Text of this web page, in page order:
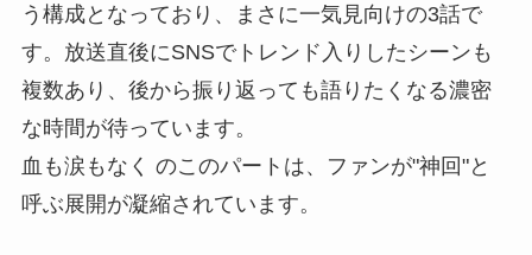
う構成となっており、まさに一気見向けの3話で
す。放送直後にSNSでトレンド入りしたシーンも
複数あり、後から振り返っても語りたくなる濃密
な時間が待っています。
血も涙もなく のこのパートは、ファンが"神回"と
呼ぶ展開が凝縮されています。